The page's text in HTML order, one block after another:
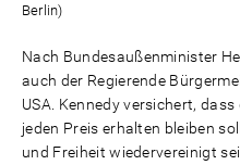
Berlin)
Nach Bundesaußenminister
auch der Regierende
USA. Kennedy versichert,
jeden Preis erhalten bleiben
und Freiheit wiedervereinigt